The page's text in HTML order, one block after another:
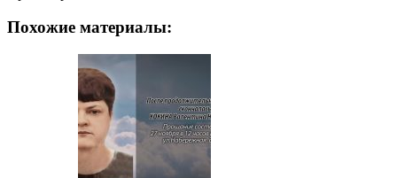
Похожие материалы: